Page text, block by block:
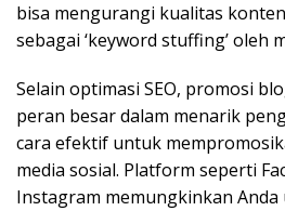
bisa mengurangi kualitas
sebagai ‘keyword stuffing’ oleh
Selain optimasi SEO, promosi
peran besar dalam menarik
cara efektif untuk
media sosial. Platform seperti
Instagram memungkinkan